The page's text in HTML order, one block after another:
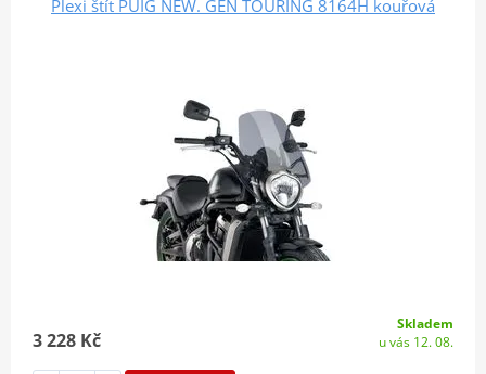
Plexi štít PUIG NEW. GEN TOURING 8164H kouřová
3 228 Kč
Skladem
u vás 12. 08.